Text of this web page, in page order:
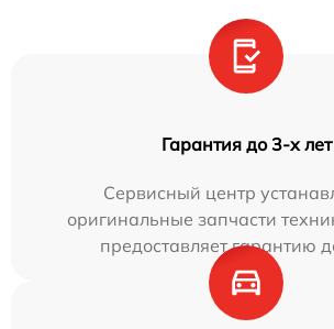
Гарантия до 3-х лет
Сервисный центр
оригинальные запчасти
предоставляет гарантию